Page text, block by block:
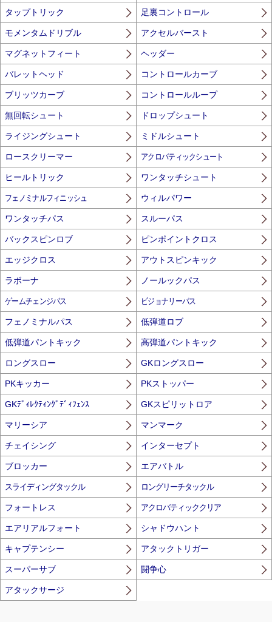
タップトリック 足裏コントロール
モメンタムドリブル アクセルバースト
マグネットフィート ヘッダー
バレットヘッド コントロールカーブ
ブリッツカーブ コントロールループ
無回転シュート ドロップシュート
ライジングシュート ミドルシュート
ロースクリーマー アクロバティックシュート
ヒールトリック ワンタッチシュート
フェノミナルフィニッシュ ウィルパワー
ワンタッチパス スルーパス
バックスピンロブ ピンポイントクロス
エッジクロス アウトスピンキック
ラボーナ ノールックパス
ゲームチェンジパス ビジョナリーパス
フェノミナルパス 低弾道ロブ
低弾道パントキック 高弾道パントキック
ロングスロー GKロングスロー
PKキッカー PKストッパー
GKﾃﾞｨﾚｸﾃｨﾝｸﾞﾃﾞｨﾌｪﾝｽ GKスピリットロア
マリーシア マンマーク
チェイシング インターセプト
ブロッカー エアバトル
スライディングタックル ロングリーチタックル
フォートレス アクロバティッククリア
エアリアルフォート シャドウハント
キャプテンシー アタックトリガー
スーパーサブ 闘争心
アタックサージ